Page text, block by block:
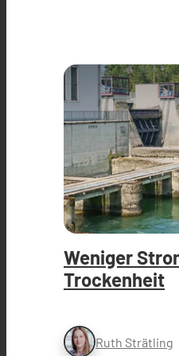
Weniger
Trockenheit
Ruth Strätling